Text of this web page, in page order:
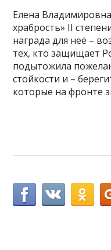
Елена
храбрость» II
награда для неё –
тех, кто защищает
подытожила
стойкости и –
которые на фронте